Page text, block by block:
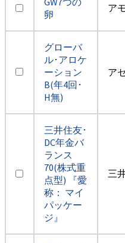
卵
ア
グローバ
ル･アロケ
ーション
B(年4回･
H無)
ア
三井住友･
DC年金バ
ランス
70(株式重
点型) 『愛
称： マイ
パッケー
ジ』
三